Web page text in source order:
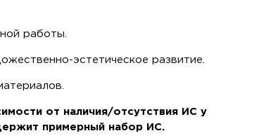
работы.
эстетическое развитие.
от наличия/отсутствия ИС у
примерный набор ИС.